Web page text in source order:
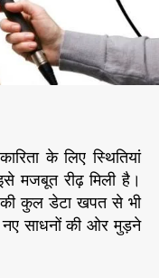
का
रि
ता
मी
की
अ
भि
व्य
के लिए स्थितियां
मजबूत रीढ़ मिली है।
कुल डेटा खपत से भी
नए साधनों की ओर मुड़ने